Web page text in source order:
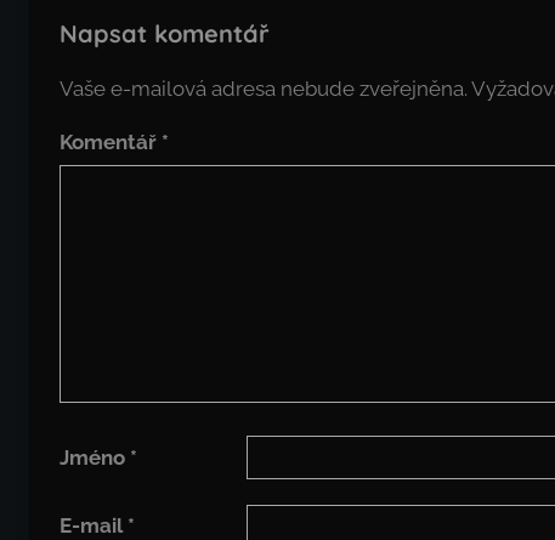
Napsat komentář
Vaše e-mailová adresa nebude zveřejněna.
Komentář *
Jméno *
E-mail *